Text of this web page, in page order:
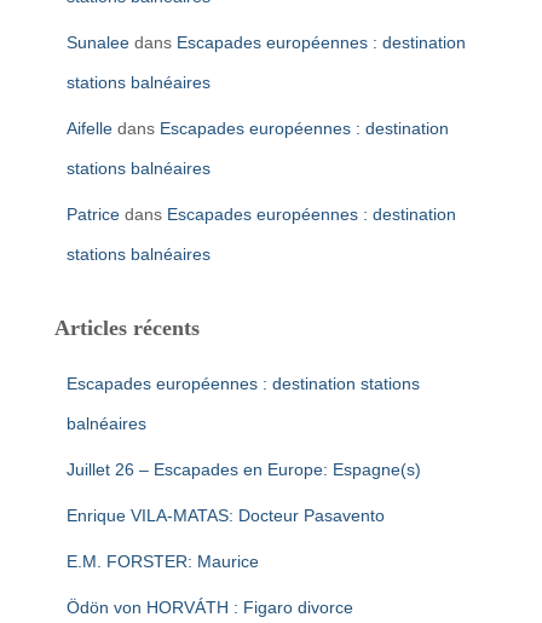
Sunalee dans Escapades européennes : destination
stations balnéaires
Aifelle dans Escapades européennes : destination
stations balnéaires
Patrice dans Escapades européennes : destination
stations balnéaires
Articles récents
Escapades européennes : destination stations
balnéaires
Juillet 26 – Escapades en Europe: Espagne(s)
Enrique VILA-MATAS: Docteur Pasavento
E.M. FORSTER: Maurice
Ödön von HORVÁTH : Figaro divorce